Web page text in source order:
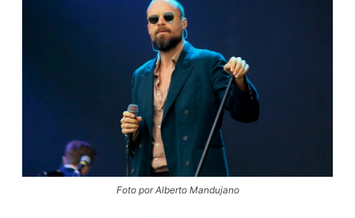
Foto por Alberto Mandujano